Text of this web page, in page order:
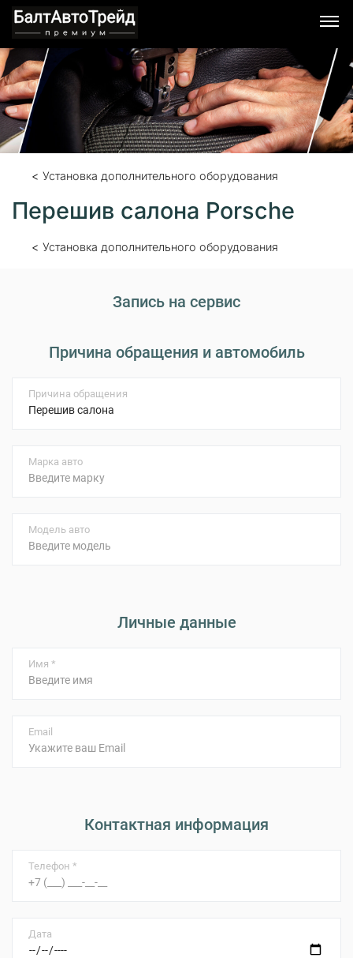
Установка дополнительного оборудования
Перешив салона Porsche
Установка дополнительного оборудования
Запись на сервис
Причина обращения и автомобиль
Причина обращения
Марка авто
Модель авто
Личные данные
Имя *
Email
Контактная информация
Телефон *
Дата
Я согласен с условиями обработки персональных
данных.